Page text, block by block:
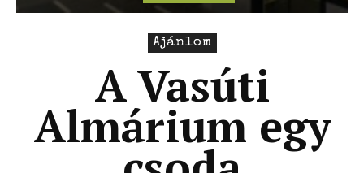
Ajánlom
A Vasúti
Almárium egy